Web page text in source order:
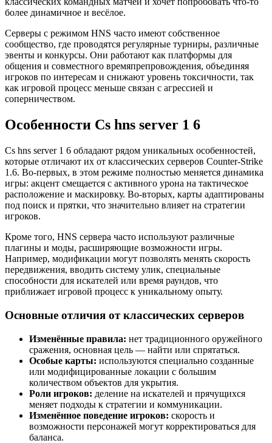
более динамичное и весёлое.
Серверы с режимом HNS часто имеют собственное
сообщество, где проводятся регулярные турниры, различные
эвенты и конкурсы. Они работают как платформы для
общения и совместного времяпрепровождения, объединяя
игроков по интересам и снижают уровень токсичности, так
как игровой процесс меньше связан с агрессией и
соперничеством.
Особенности Cs hns server 1 6
Cs hns server 1 6 обладают рядом уникальных особенностей,
которые отличают их от классических серверов Counter-Strike
1.6. Во-первых, в этом режиме полностью меняется динамика
игры: акцент смещается с активного урона на тактическое
расположение и маскировку. Во-вторых, карты адаптированы
под поиск и прятки, что значительно влияет на стратегии
игроков.
Кроме того, HNS сервера часто используют различные
плагины и моды, расширяющие возможности игры.
Например, модификации могут позволять менять скорость
передвижения, вводить систему улик, специальные
способности для искателей или время раундов, что
приближает игровой процесс к уникальному опыту.
Основные отличия от классических серверов
Изменённые правила: нет традиционного оружейного
сражения, основная цель — найти или спрятаться.
Особые карты: используются специально созданные
или модифицированные локации с большим
количеством объектов для укрытия.
Роли игроков: деление на искателей и прячущихся
меняет подходы к стратегии и коммуникации.
Изменённое поведение игроков: скорость и
возможности персонажей могут корректироваться для
баланса.